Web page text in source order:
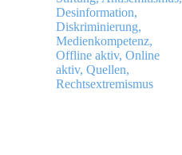
mit
praktischen
Tools
Desinformation,
Diskriminierung,
Medienkompetenz,
Offline aktiv, Online
aktiv, Quellen,
Rechtsextremismus